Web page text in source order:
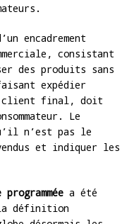
encadrement
consistant
des produits sans
expédier
client final, doit
Le
n’est pas le
et indiquer les
a été
définition